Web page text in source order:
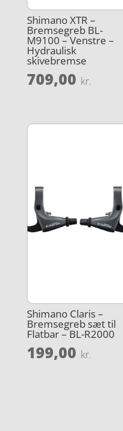
Shimano XTR –
Bremsegreb BL-
M9100 – Venstre –
Hydraulisk
skivebremse
709,00 kr.
Shimano Claris –
Bremsegreb sæt til
Flatbar – BL-R2000
199,00 kr.